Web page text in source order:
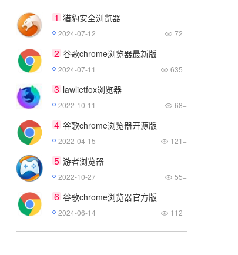
1 猎豹安全浏览器
2024-07-12 72+
2 谷歌chrome浏览器最新版
2024-07-11 635+
3 lawlietfox浏览器
2022-10-11 68+
4 谷歌chrome浏览器开源版
2022-04-15 121+
5 游者浏览器
2022-10-27 55+
6 谷歌chrome浏览器官方版
2024-06-14 112+